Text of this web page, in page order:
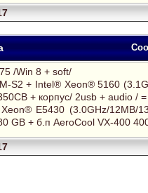
/Win 8 + soft/
S2 + Intel® Xeon® 5160
+ корпус/ 2usb + audio / =
Е5430 (3.0GHz/12MB/
GB + б.п AeroCool VX-400